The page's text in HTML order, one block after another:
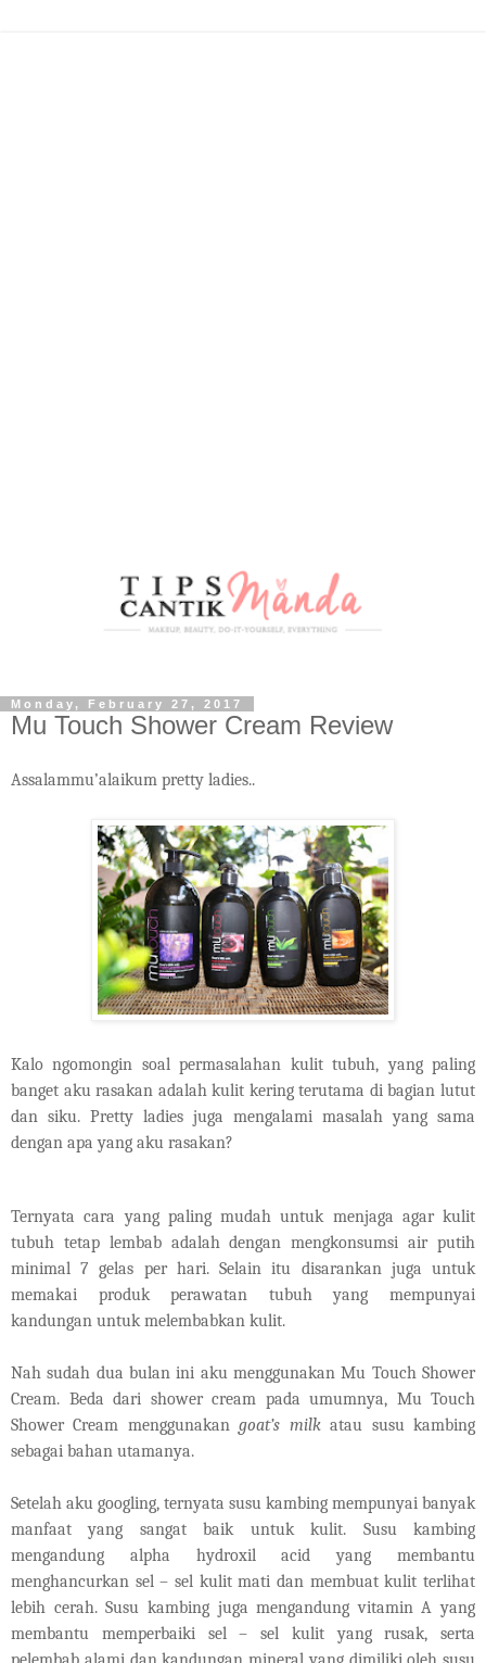
Monday, February 27, 2017
Mu Touch Shower Cream Review
Assalammu’alaikum pretty ladies..
Kalo ngomongin soal permasalahan kulit tubuh, yang paling
banget aku rasakan adalah kulit kering terutama di bagian lutut
dan siku. Pretty ladies juga mengalami masalah yang sama
dengan apa yang aku rasakan?
Ternyata cara yang paling mudah untuk menjaga agar kulit
tubuh tetap lembab adalah dengan mengkonsumsi air putih
minimal 7 gelas per hari. Selain itu disarankan juga untuk
memakai produk perawatan tubuh yang mempunyai
kandungan untuk melembabkan kulit.
Nah sudah dua bulan ini aku menggunakan Mu Touch Shower
Cream. Beda dari shower cream pada umumnya, Mu Touch
Shower Cream menggunakangoat’s milkatau susu kambing
sebagai bahan utamanya.
Setelah aku googling, ternyata susu kambing mempunyai banyak
manfaat yang sangat baik untuk kulit. Susu kambing
mengandung alpha hydroxil acid yang membantu
menghancurkan sel – sel kulit mati dan membuat kulit terlihat
lebih cerah. Susu kambing juga mengandung vitamin A yang
membantu memperbaiki sel – sel kulit yang rusak, serta